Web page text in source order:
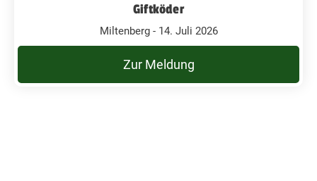
Giftköder
Miltenberg - 14. Juli 2026
Zur Meldung